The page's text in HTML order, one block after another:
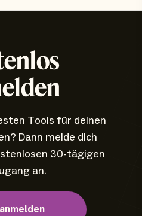
Tools für deinen
Dann melde dich
30-tägigen
an.